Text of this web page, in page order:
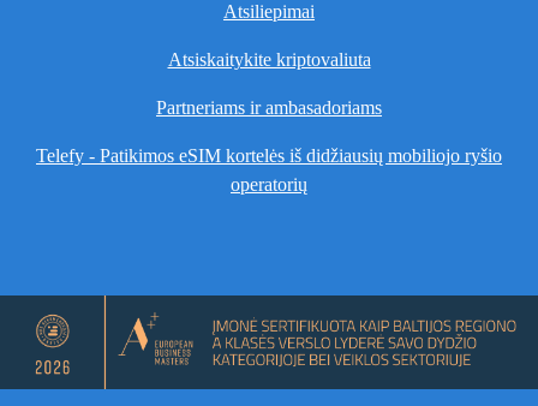
Atsiliepimai
Atsiskaitykite kriptovaliuta
Partneriams ir ambasadoriams
Telefy - Patikimos eSIM kortelės iš didžiausių mobiliojo ryšio
operatorių